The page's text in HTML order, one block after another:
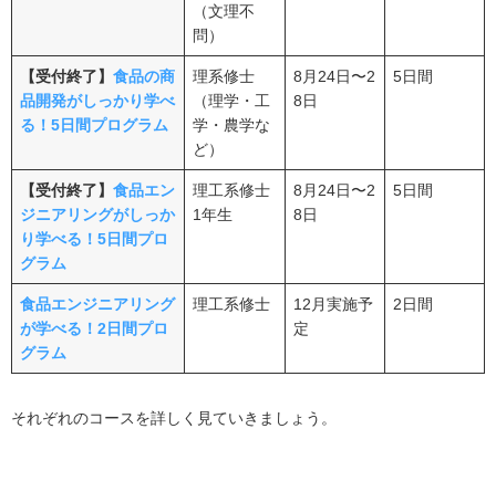
関連業界のおすすめ企業（総合食品・グローバル食
キッコーマン志望者におすすめのスカウト型就活サイト3
選
OfferBox｜3年連続就活生の満足度No.1。東証プライ
ム上場企業を含む約2.3万社に出会える
ABABA｜最終面接まで残った経験を評価。選考カッ
トで早期内定を狙える
率よく活動できる
【キッコーマン】のインターンに関するよくある質問（Q
&A）
（文理不
問）
【受付終了】 食品の商
品開発がしっかり学べ
る！5日間プログラム
理系修士
（理学・工
学・農学な
ど）
8月24日〜2
8日
5日間
【受付終了】 食品エン
ジニアリングがしっか
り学べる！5日間プロ
グラム
理工系修士
1年生
8月24日〜2
8日
5日間
食品エンジニアリング
が学べる！2日間プロ
グラム
理工系修士
12月実施予
定
2日間
それぞれのコースを詳しく見ていきましょう。